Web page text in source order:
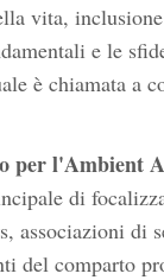
vita,
e le
è chiamata a
per l'Ambient
di
associazioni di
del comparto